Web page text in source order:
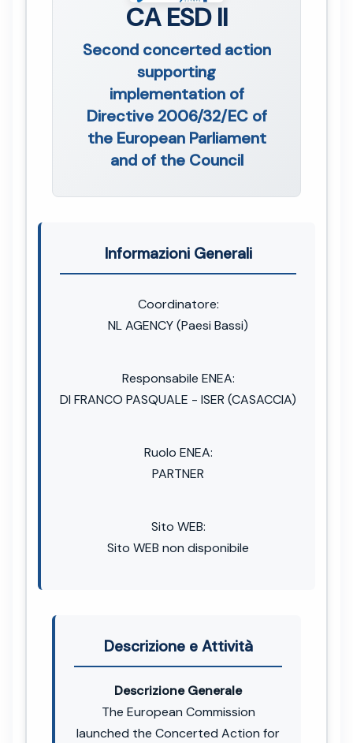
CA ESD II
Second concerted action
supporting
implementation of
Directive 2006/32/EC of
the European Parliament
and of the Council
Informazioni Generali
Coordinatore:
NL AGENCY (Paesi Bassi)
Responsabile ENEA:
DI FRANCO PASQUALE - ISER (CASACCIA)
Ruolo ENEA:
PARTNER
Sito WEB:
Sito WEB non disponibile
Descrizione e Attività
Descrizione Generale
The European Commission
launched the Concerted Action for